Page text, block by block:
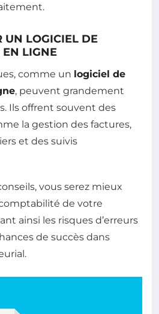
UN LOGICIEL DE
EN LIGNE
comme un logiciel de
, peuvent grandement
Ils offrent souvent des
la gestion des factures,
et des suivis
vous serez mieux
de votre
ainsi les risques d’erreurs
de succès dans